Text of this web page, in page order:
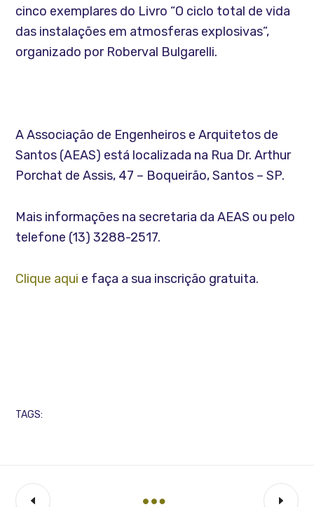
cinco exemplares do Livro “O ciclo total de vida
das instalações em atmosferas explosivas”,
organizado por Roberval Bulgarelli.
A Associação de Engenheiros e Arquitetos de
Santos (AEAS) está localizada na Rua Dr. Arthur
Porchat de Assis, 47 – Boqueirão, Santos – SP.
Mais informações na secretaria da AEAS ou pelo
telefone (13) 3288-2517.
Clique aqui e faça a sua inscrição gratuita.
TAGS: